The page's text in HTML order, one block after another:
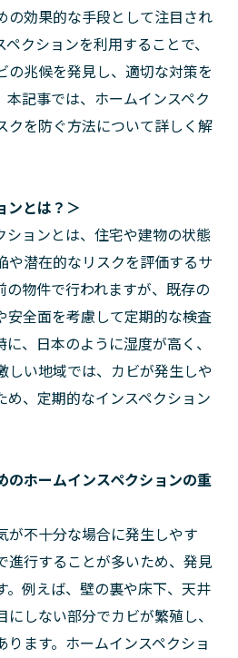
の効果的な手段として注目され
クションを利用することで、
の兆候を発見し、適切な対策を
記事では、ホームインスペク
クを防ぐ方法について詳しく解
ンとは？＞
ションとは、住宅や建物の状態
や潜在的なリスクを評価するサ
の物件で行われますが、既存の
安全面を考慮して定期的な検査
、日本のように湿度が高く、
しい地域では、カビが発生しや
め、定期的なインスペクション
のホームインスペクションの重
が不十分な場合に発生しやす
進行することが多いため、発見
。例えば、壁の裏や床下、天井
しない部分でカビが繁殖し、
ます。ホームインスペクショ